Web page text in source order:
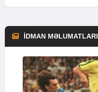
İDMAN MƏLUMATLARI